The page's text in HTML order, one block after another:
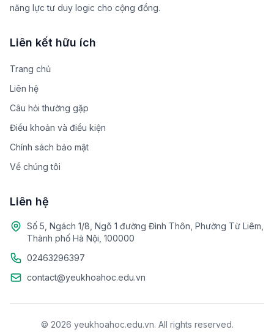
năng lực tư duy logic cho cộng đồng.
Liên kết hữu ích
Trang chủ
Liên hệ
Câu hỏi thường gặp
Điều khoản và điều kiện
Chính sách bảo mật
Về chúng tôi
Liên hệ
Số 5, Ngách 1/8, Ngõ 1 đường Đình Thôn, Phường Từ Liêm,
Thành phố Hà Nội, 100000
02463296397
contact@yeukhoahoc.edu.vn
© 2026 yeukhoahoc.edu.vn. All rights reserved.